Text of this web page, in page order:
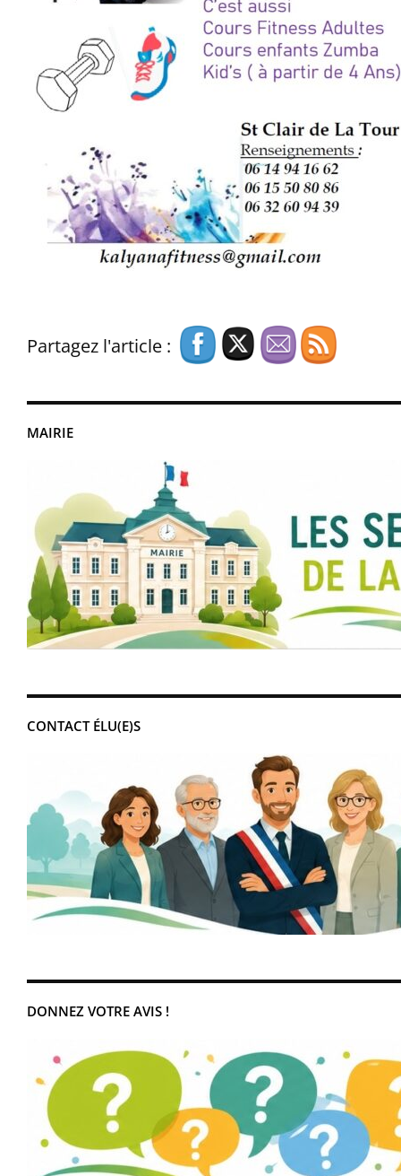
MAIRIE
CONTACT ÉLU(E)S
DONNEZ VOTRE AVIS !
Partagez l'article :